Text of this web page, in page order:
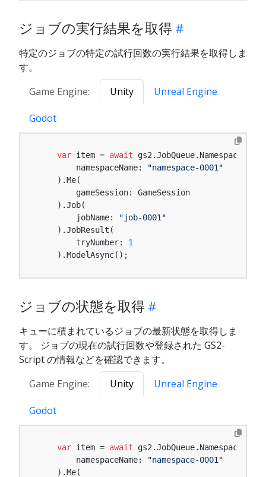
ジョブの実行結果を取得
特定のジョブの特定の試行回数の実行結果を取得しま
す。
Game Engine:
Unity Unreal Engine
Godot
var item = await gs2.JobQueue.Namespace(
        namespaceName:
"namespace-0001"
    ).Me(
        gameSession: GameSession
    ).Job(
        jobName:
"job-0001"
    ).JobResult(
        tryNumber:
1
    ).ModelAsync();
ジョブの状態を取得
キューに積まれているジョブの最新状態を取得しま
す。 ジョブの現在の試行回数や登録された GS2-
Script の情報などを確認できます。
Game Engine:
Unity Unreal Engine
Godot
var item = await gs2.JobQueue.Namespace(
        namespaceName:
"namespace-0001"
    ).Me(